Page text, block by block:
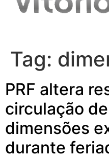
Tag:
PRF altera
circulação
dimensões
durante